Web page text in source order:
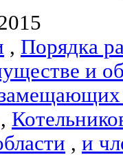
, Порядка
и
,
, и